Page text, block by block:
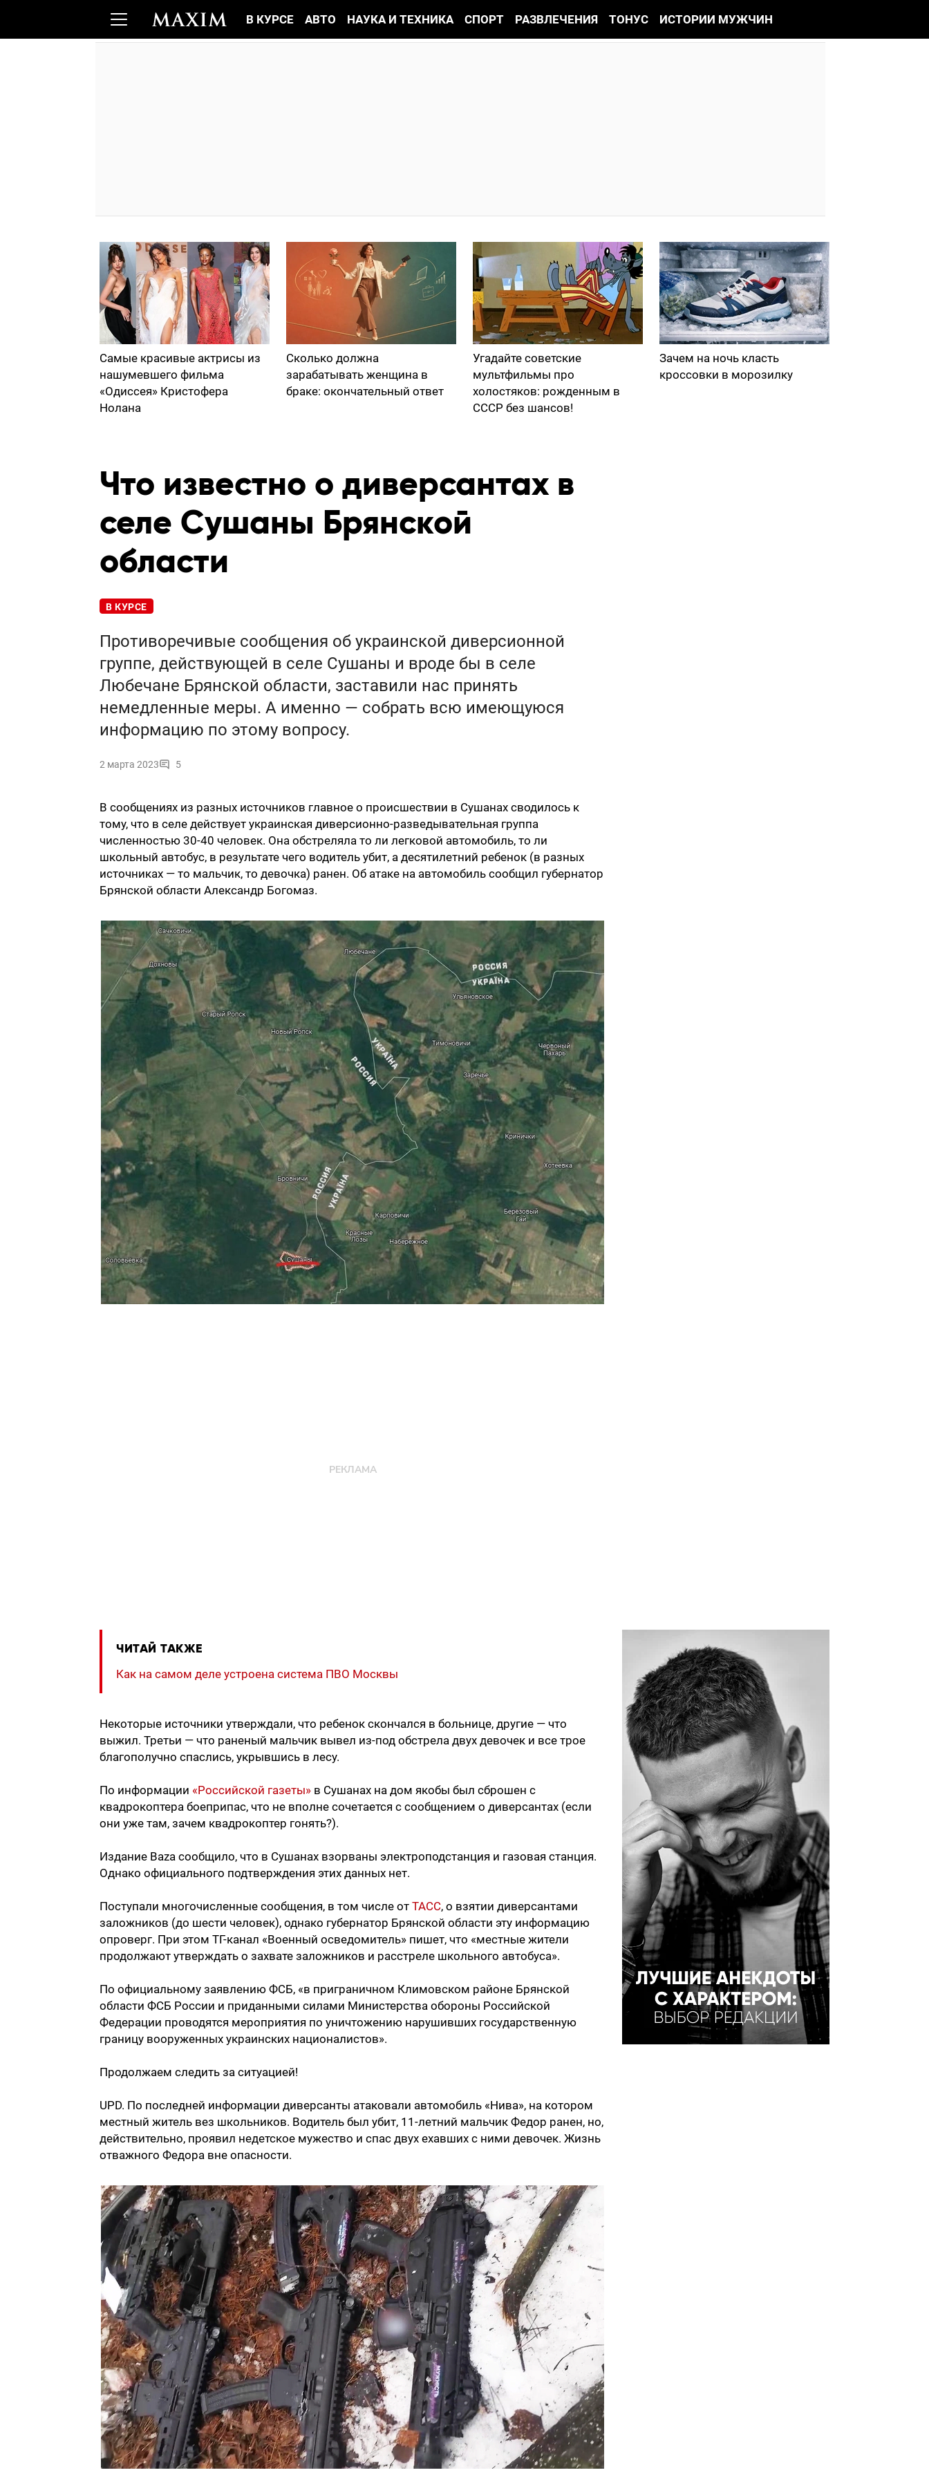
В КУРСЕ АВТО НАУКА И ТЕХНИКА СПОРТ РАЗВЛЕЧЕНИЯ ТОНУС ИСТОРИИ МУЖЧИН
Самые красивые актрисы из
нашумевшего фильма
«Одиссея» Кристофера
Нолана
Сколько должна
зарабатывать женщина в
браке: окончательный ответ
Угадайте советские
мультфильмы про
холостяков: рожденным в
СССР без шансов!
Зачем на ночь класть
кроссовки в морозилку
Что известно о диверсантах в
селе Сушаны Брянской
области
В КУРСЕ
Противоречивые сообщения об украинской диверсионной
группе, действующей в селе Сушаны и вроде бы в селе
Любечане Брянской области, заставили нас принять
немедленные меры. А именно — собрать всю имеющуюся
информацию по этому вопросу.
2 марта 2023 5
В сообщениях из разных источников главное о происшествии в Сушанах сводилось к
тому, что в селе действует украинская диверсионно-разведывательная группа
численностью 30-40 человек. Она обстреляла то ли легковой автомобиль, то ли
школьный автобус, в результате чего водитель убит, а десятилетний ребенок (в разных
источниках — то мальчик, то девочка) ранен. Об атаке на автомобиль сообщил губернатор
Брянской области Александр Богомаз.
ЧИТАЙ ТАКЖЕ
Как на самом деле устроена система ПВО Москвы
Некоторые источники утверждали, что ребенок скончался в больнице, другие — что
выжил. Третьи — что раненый мальчик вывел из-под обстрела двух девочек и все трое
благополучно спаслись, укрывшись в лесу.
По информации «Российской газеты» в Сушанах на дом якобы был сброшен с
квадрокоптера боеприпас, что не вполне сочетается с сообщением о диверсантах (если
они уже там, зачем квадрокоптер гонять?).
Издание Baza сообщило, что в Сушанах взорваны электроподстанция и газовая станция.
Однако официального подтверждения этих данных нет.
Поступали многочисленные сообщения, в том числе от ТАСС, о взятии диверсантами
заложников (до шести человек), однако губернатор Брянской области эту информацию
опроверг. При этом ТГ-канал «Военный осведомитель» пишет, что «местные жители
продолжают утверждать о захвате заложников и расстреле школьного автобуса».
По официальному заявлению ФСБ, «в приграничном Климовском районе Брянской
области ФСБ России и приданными силами Министерства обороны Российской
Федерации проводятся мероприятия по уничтожению нарушивших государственную
границу вооруженных украинских националистов».
Продолжаем следить за ситуацией!
UPD. По последней информации диверсанты атаковали автомобиль «Нива», на котором
местный житель вез школьников. Водитель был убит, 11-летний мальчик Федор ранен, но,
действительно, проявил недетское мужество и спас двух ехавших с ними девочек. Жизнь
отважного Федора вне опасности.